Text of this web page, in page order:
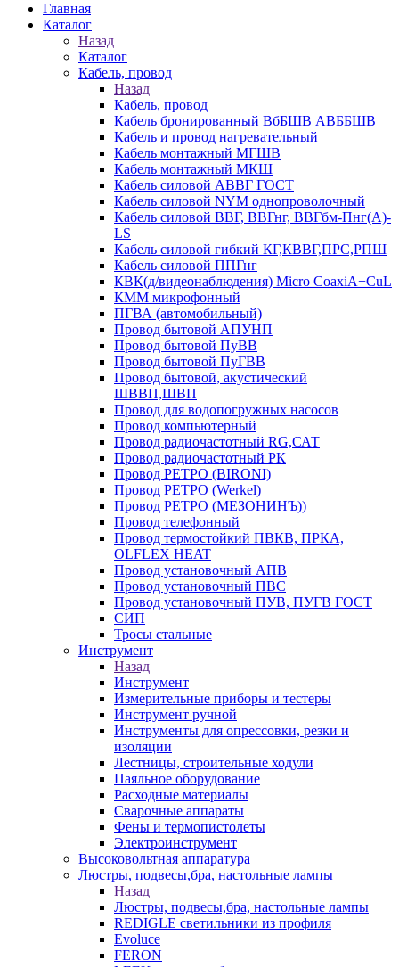
Главная
Каталог
Назад
Каталог
Кабель, провод
Назад
Кабель, провод
Кабель бронированный ВбБШВ АВББШВ
Кабель и провод нагревательный
Кабель монтажный МГШВ
Кабель монтажный МКШ
Кабель силовой АВВГ ГОСТ
Кабель силовой NYM однопроволочный
Кабель силовой ВВГ, ВВГнг, ВВГбм-Пнг(А)-
LS
Кабель силовой гибкий КГ,КВВГ,ПРС,РПШ
Кабель силовой ППГнг
КВК(д/видеонаблюдения) Micro CoaxiA+CuL
КММ микрофонный
ПГВА (автомобильный)
Провод бытовой АПУНП
Провод бытовой ПуВВ
Провод бытовой ПуГВВ
Провод бытовой, акустический
ШВВП,ШВП
Провод для водопогружных насосов
Провод компьютерный
Провод радиочастотный RG,САТ
Провод радиочастотный РК
Провод РЕТРО (BIRONI)
Провод РЕТРО (Werkel)
Провод РЕТРО (МЕЗОНИНЪ))
Провод телефонный
Провод термостойкий ПВКВ, ПРКА,
OLFLEX HEAT
Провод установочный АПВ
Провод установочный ПВС
Провод установочный ПУВ, ПУГВ ГОСТ
СИП
Тросы стальные
Инструмент
Назад
Инструмент
Измерительные приборы и тестеры
Инструмент ручной
Инструменты для опрессовки, резки и
изоляции
Лестницы, строительные ходули
Паяльное оборудование
Расходные материалы
Сварочные аппараты
Фены и термопистолеты
Электроинструмент
Высоковольтная аппаратура
Люстры, подвесы,бра, настольные лампы
Назад
Люстры, подвесы,бра, настольные лампы
REDIGLE светильники из профиля
Evoluce
FERON